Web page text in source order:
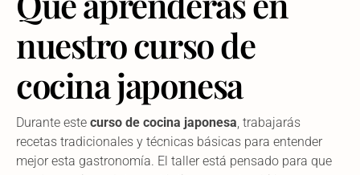
nuestro curso de
cocina japonesa
Durante este curso de cocina japonesa , trabajarás
recetas tradicionales y técnicas básicas para entender
mejor esta gastronomía. El taller está pensado para que